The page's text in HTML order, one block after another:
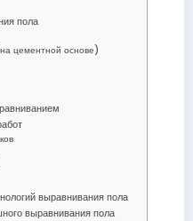
пола
цементной основе)
выравнивания пола
выравнивания пола